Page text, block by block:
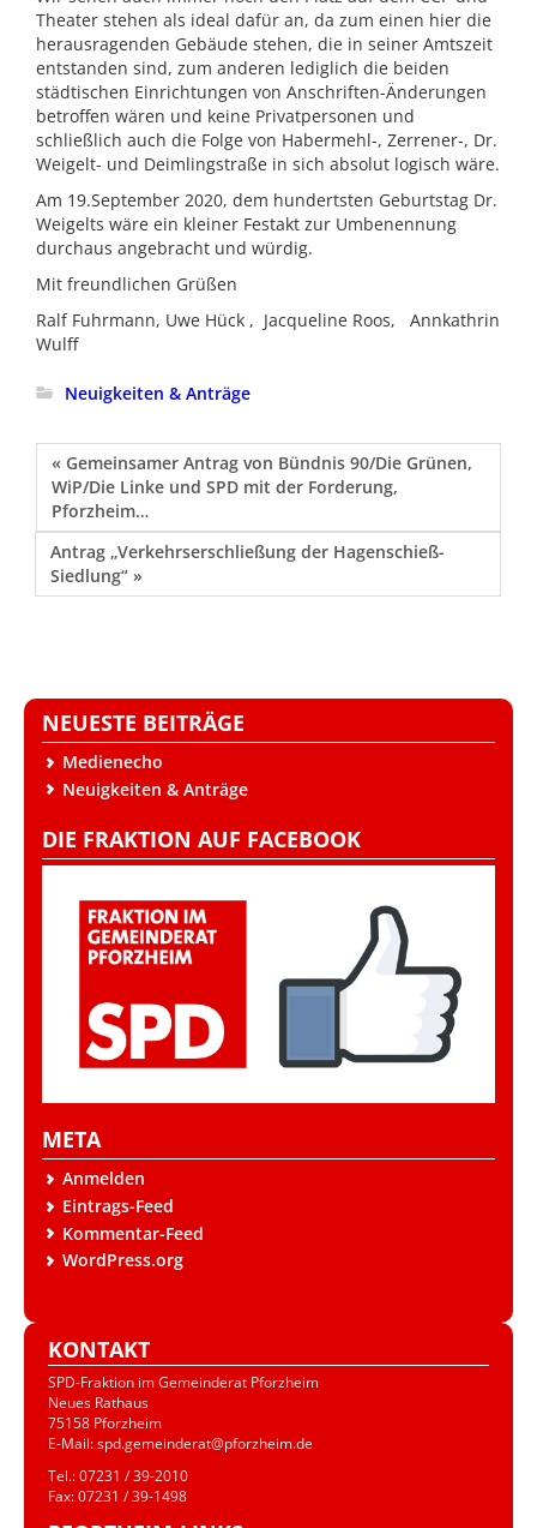
NEUESTE BEITRÄGE
Medienecho
Neuigkeiten & Anträge
DIE FRAKTION AUF FACEBOOK
META
Anmelden
Eintrags-Feed
Kommentar-Feed
WordPress.org
Theater stehen als ideal dafür an, da zum einen hier die
herausragenden Gebäude stehen, die in seiner Amtszeit
entstanden sind, zum anderen lediglich die beiden
städtischen Einrichtungen von Anschriften-Änderungen
betroffen wären und keine Privatpersonen und
schließlich auch die Folge von Habermehl-, Zerrener-, Dr.
Weigelt- und Deimlingstraße in sich absolut logisch wäre.
Am 19.September 2020, dem hundertsten Geburtstag Dr.
Weigelts wäre ein kleiner Festakt zur Umbenennung
durchaus angebracht und würdig.
Mit freundlichen Grüßen
Ralf Fuhrmann, Uwe Hück , Jacqueline Roos, Annkathrin
Wulff
Neuigkeiten & Anträge
« Gemeinsamer Antrag von Bündnis 90/Die Grünen,
WiP/Die Linke und SPD mit der Forderung,
Pforzheim…
Antrag „Verkehrserschließung der Hagenschieß-
Siedlung“ »
KONTAKT
SPD-Fraktion im Gemeinderat Pforzheim
Neues Rathaus
75158 Pforzheim
E-Mail: spd.gemeinderat@pforzheim.de
Tel.: 07231 / 39-2010
Fax: 07231 / 39-1498